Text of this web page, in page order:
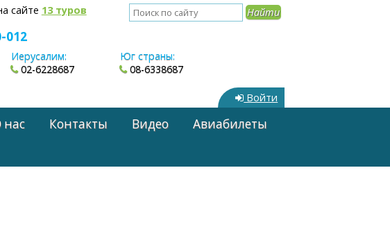
сайте 13 туров
012
Иерусалим:
02-6228687
Юг страны:
08-6338687
Войти
нас Контакты Видео
Авиабилеты